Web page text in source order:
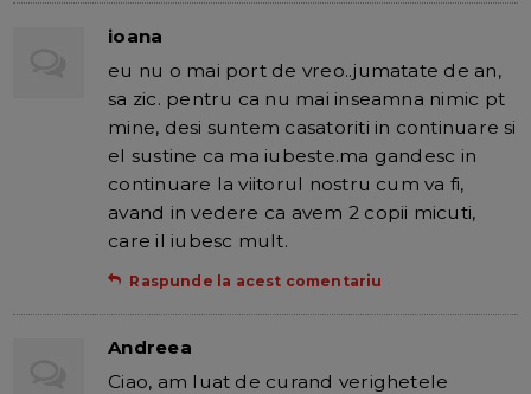
ioana
eu nu o mai port de vreo..jumatate de an,
sa zic. pentru ca nu mai inseamna nimic pt
mine, desi suntem casatoriti in continuare si
el sustine ca ma iubeste.ma gandesc in
continuare la viitorul nostru cum va fi,
avand in vedere ca avem 2 copii micuti,
care il iubesc mult.
Raspunde la acest comentariu
Andreea
Ciao, am luat de curand verighetele